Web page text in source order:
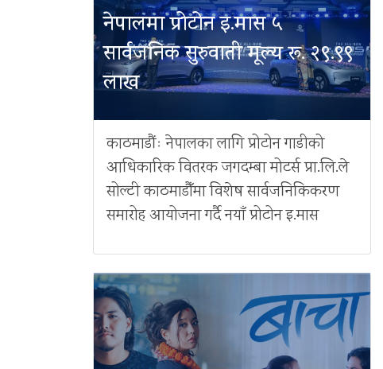
नेपालमा प्रोटोन इ.मास ५
सार्वजनिक सुरुवाती मूल्य रू. २९.९९
लाख
काठमाडौंः नेपालका लागि प्रोटोन गाडीको
आधिकारिक वितरक जगदम्बा मोटर्स प्रा.लि.ले
सोल्टी काठमाडौँमा विशेष सार्वजनिकिकरण
समारोह आयोजना गर्दै नयाँ प्रोटोन इ.मास